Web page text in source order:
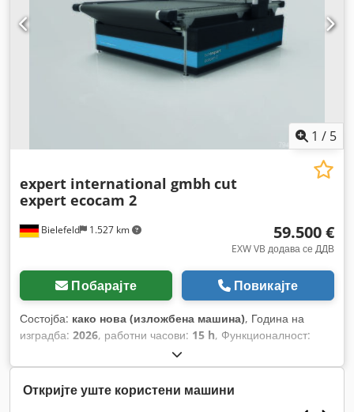
1 / 5
Bielefeld 1.527 km
expert international gmbh cut
expert ecocam 2
59.500 €
EXW VB додава се ДДВ
Побарајте Повикајте
Состојба: како нова (изложбена машина), Година на
изградба: 2026, работни часови: 15 h, Функционалност:
, број на машина/возило:
045, вкупна ширина:2.900 мм, вкупна должина:3.300 мм,
Откријте уште користени машини